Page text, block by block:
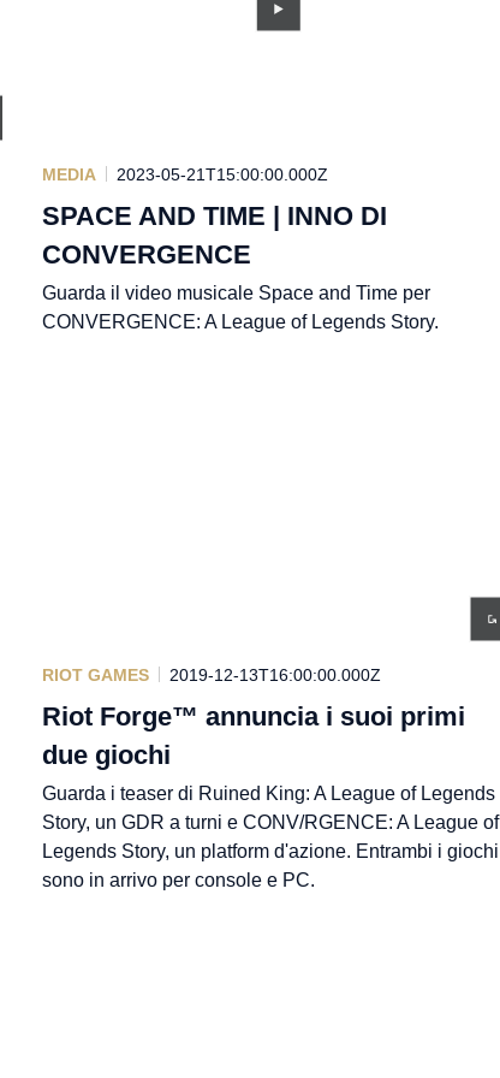
MEDIA 2023-05-21T15:00:00.000Z
SPACE AND TIME | INNO DI
CONVERGENCE
Guarda il video musicale Space and Time per
CONVERGENCE: A League of Legends Story.
RIOT GAMES 2019-12-13T16:00:00.000Z
Riot Forge™ annuncia i suoi primi
due giochi
Guarda i teaser di Ruined King: A League of Legends
Story, un GDR a turni e CONV/RGENCE: A League of
Legends Story, un platform d'azione. Entrambi i giochi
sono in arrivo per console e PC.